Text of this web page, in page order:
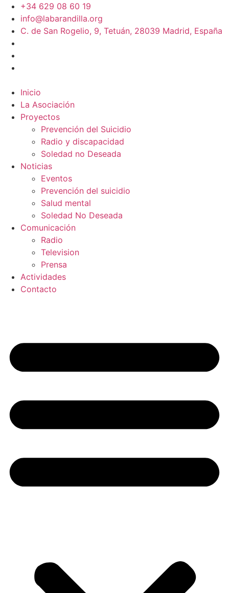
+34 629 08 60 19
info@labarandilla.org
C. de San Rogelio, 9, Tetuán, 28039 Madrid, España
Inicio
La Asociación
Proyectos
Prevención del Suicidio
Radio y discapacidad
Soledad no Deseada
Noticias
Eventos
Prevención del suicidio
Salud mental
Soledad No Deseada
Comunicación
Radio
Television
Prensa
Actividades
Contacto